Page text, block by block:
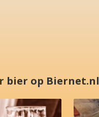
bier op Biernet.nl